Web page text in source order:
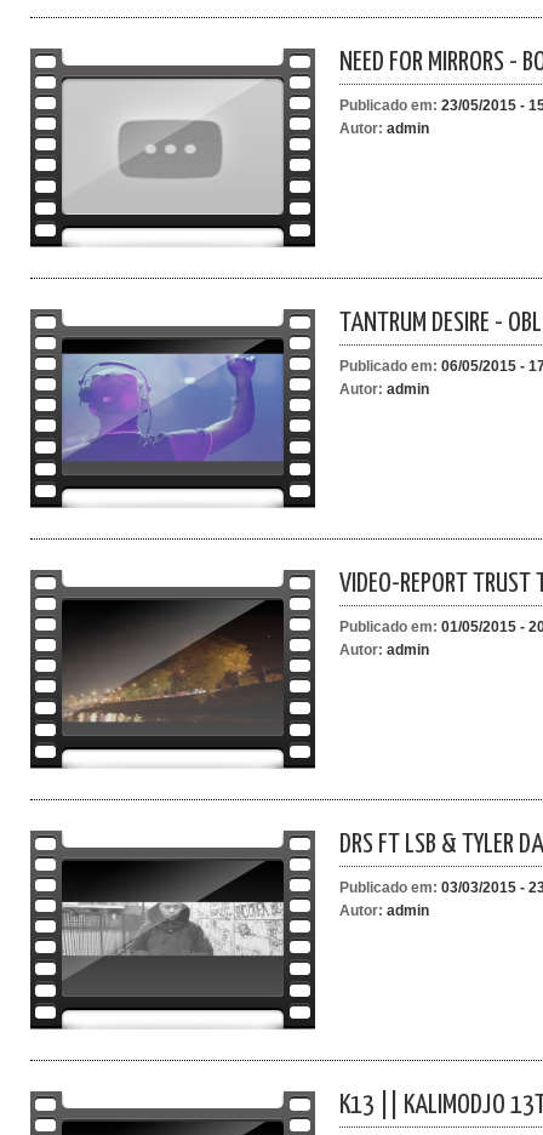
NEED FOR MIRRORS -
Publicado em: 23/05/2015 -
Autor: admin
TANTRUM DESIRE -
Publicado em: 06/05/2015 -
Autor: admin
VIDEO-REPORT TRUST
Publicado em: 01/05/2015 -
Autor: admin
DRS FT LSB & TYLER
Publicado em: 03/03/2015 -
Autor: admin
K13 || KALIMODJO